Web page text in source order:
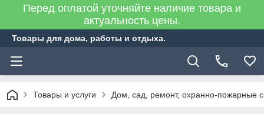
Перед оплатой уточняйте наличие товара и
актуальность цены.
Товары для дома, работы и отдыха.
Товары и услуги Дом, сад, ремонт, охранно-пожарные